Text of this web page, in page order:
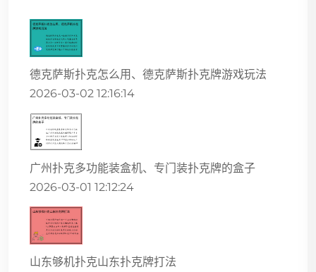
德克萨斯扑克怎么用、德克萨斯扑克牌游戏玩法
2026-03-02 12:16:14
广州扑克多功能装盒机、专门装扑克牌的盒子
2026-03-01 12:12:24
山东够机扑克山东扑克牌打法